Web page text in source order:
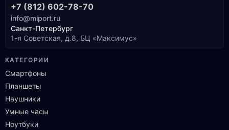
+7 (812) 602-78-70
info@miport.ru
Санкт-Петербург
1-я Советская, д.8, БЦ «Максимус»
КАТЕГОРИИ
Смартфоны
Планшеты
Наушники
Умные часы
Ноутбуки